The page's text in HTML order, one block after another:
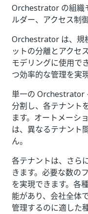
Orchestrator の組織
ルダー、アクセス制
Orchestrator は、規
ットの分離とアクセ
モデリングに使用で
つ効率的な管理を実
単一の Orchestrator
分割し、各テナント
ます。オートメーシ
は、異なるテナント
ん。
各テナントは、さら
きます。必要な数の
を実現できます。各
能があり、会社全体
管理するのに適した